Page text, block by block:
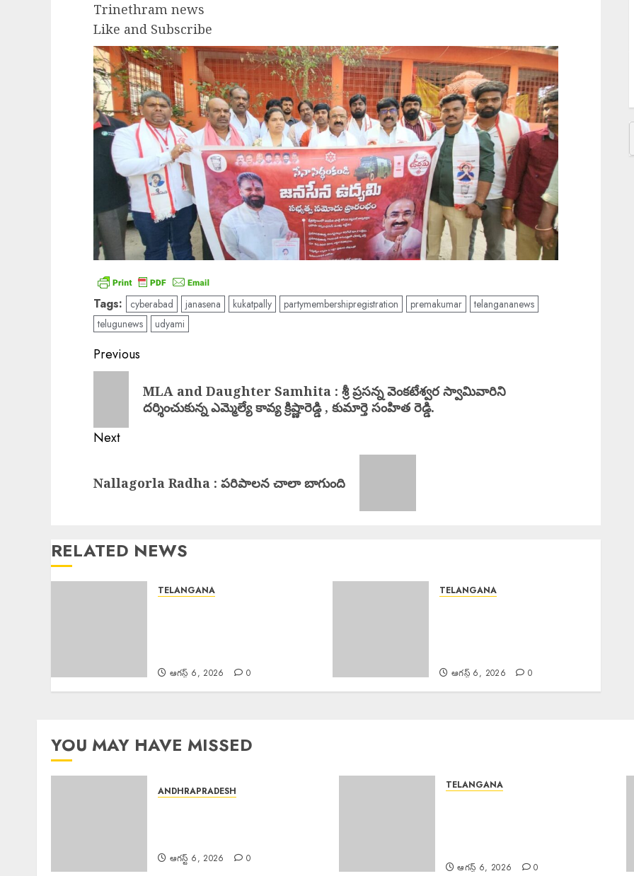
Trinethram news
Like and Subscribe
Tags: cyberabad janasena kukatpally partymembershipregistration premakumar
telangananews
telugunews
udyami
Post
navigation
Previous
MLA and Daughter Samhita : శ్రీ ప్రసన్న వెంకటేశ్వర స్వామివారిని
దర్శించుకున్న ఎమ్మెల్యే కావ్య క్రిష్ణారెడ్డి , కుమార్తె సంహిత రెడ్డి.
Next
post:
Nallagorla Radha : పరిపాలన చాలా బాగుంది
RELATED NEWS
TELANGANA
ఆగస్ట్ 6, 2026 0
TELANGANA
ఆగస్ట్ 6, 2026 0
YOU MAY HAVE MISSED
ANDHRAPRADESH
ఆగస్ట్ 6, 2026 0
TELANGANA
ఆగస్ట్ 6, 2026 0